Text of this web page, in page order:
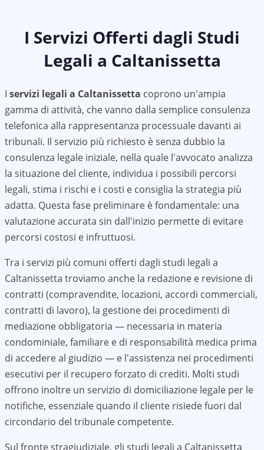
I Servizi Offerti dagli Studi
Legali a Caltanissetta
I servizi legali a Caltanissetta coprono un'ampia
gamma di attività, che vanno dalla semplice consulenza
telefonica alla rappresentanza processuale davanti ai
tribunali. Il servizio più richiesto è senza dubbio la
consulenza legale iniziale, nella quale l'avvocato analizza
la situazione del cliente, individua i possibili percorsi
legali, stima i rischi e i costi e consiglia la strategia più
adatta. Questa fase preliminare è fondamentale: una
valutazione accurata sin dall'inizio permette di evitare
percorsi costosi e infruttuosi.
Tra i servizi più comuni offerti dagli studi legali a
Caltanissetta troviamo anche la redazione e revisione di
contratti (compravendite, locazioni, accordi commerciali,
contratti di lavoro), la gestione dei procedimenti di
mediazione obbligatoria — necessaria in materia
condominiale, familiare e di responsabilità medica prima
di accedere al giudizio — e l'assistenza nei procedimenti
esecutivi per il recupero forzato di crediti. Molti studi
offrono inoltre un servizio di domiciliazione legale per le
notifiche, essenziale quando il cliente risiede fuori dal
circondario del tribunale competente.
Sul fronte stragiudiziale, gli studi legali a Caltanissetta